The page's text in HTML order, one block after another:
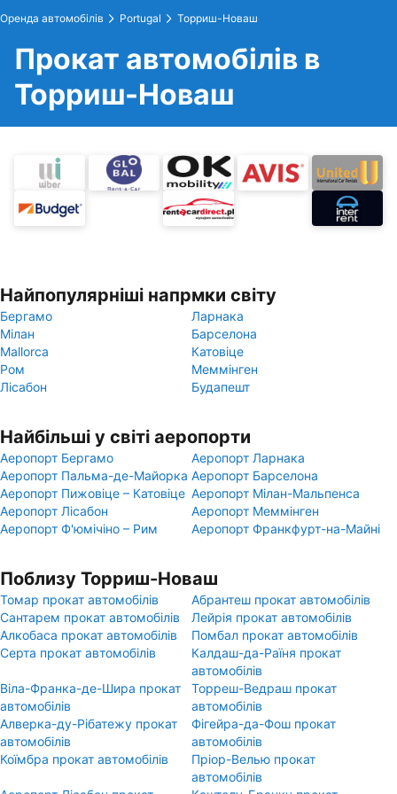
Оренда автомобілів Portugal Торриш-Новаш
Прокат автомобілів в
Торриш-Новаш
Найпопулярніші напрмки світу
Бергамо
Ларнака
Мілан
Барселона
Mallorca
Катовіце
Ром
Меммінген
Лісабон
Будапешт
Найбільші у світі аеропорти
Аеропорт Бергамо
Аеропорт Ларнака
Аеропорт Пальма-де-Майорка Аеропорт Барселона
Аеропорт Пижовіце – Катовіце Аеропорт Мілан-Мальпенса
Аеропорт Лісабон
Аеропорт Меммінген
Аеропорт Ф'юмічіно – Рим
Аеропорт Франкфурт-на-Майні
Поблизу Торриш-Новаш
Томар прокат автомобілів
Абрантеш прокат автомобілів
Сантарем прокат автомобілів
Лейрія прокат автомобілів
Алкобаса прокат автомобілів
Помбал прокат автомобілів
Серта прокат автомобілів
Калдаш-да-Раїня прокат
автомобілів
Віла-Франка-де-Шира прокат
автомобілів
Торреш-Ведраш прокат
автомобілів
Алверка-ду-Рібатежу прокат
автомобілів
Фігейра-да-Фош прокат
автомобілів
Коїмбра прокат автомобілів
Пріор-Велью прокат
автомобілів